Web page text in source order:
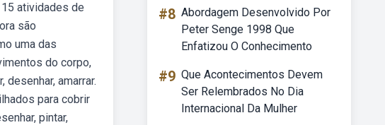
atividades de
são
uma das
do corpo,
amarrar.
para cobrir
pintar,
#8 Abordagem Desenvolvido Por
Peter Senge 1998 Que
Enfatizou O Conhecimento
#9 Que Acontecimentos Devem
Ser Relembrados No Dia
Internacional Da Mulher